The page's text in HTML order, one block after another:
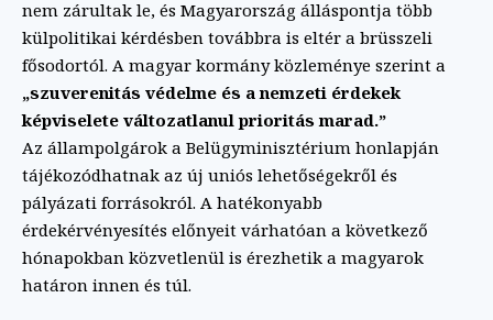
nem zárultak le, és Magyarország álláspontja több
külpolitikai kérdésben továbbra is eltér a brüsszeli
fősodortól. A magyar kormány közleménye szerint a
„szuverenitás védelme és a nemzeti érdekek
képviselete változatlanul prioritás marad.”
Az állampolgárok a Belügyminisztérium honlapján
tájékozódhatnak az új uniós lehetőségekről és
pályázati forrásokról. A hatékonyabb
érdekérvényesítés előnyeit várhatóan a következő
hónapokban közvetlenül is érezhetik a magyarok
határon innen és túl.